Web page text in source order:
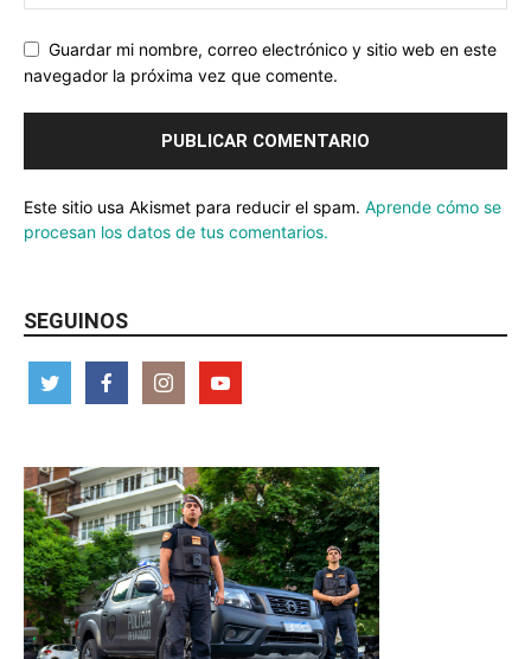
Guardar mi nombre, correo electrónico y sitio web en este
navegador la próxima vez que comente.
Este sitio usa Akismet para reducir el spam. Aprende cómo se
procesan los datos de tus comentarios.
SEGUINOS